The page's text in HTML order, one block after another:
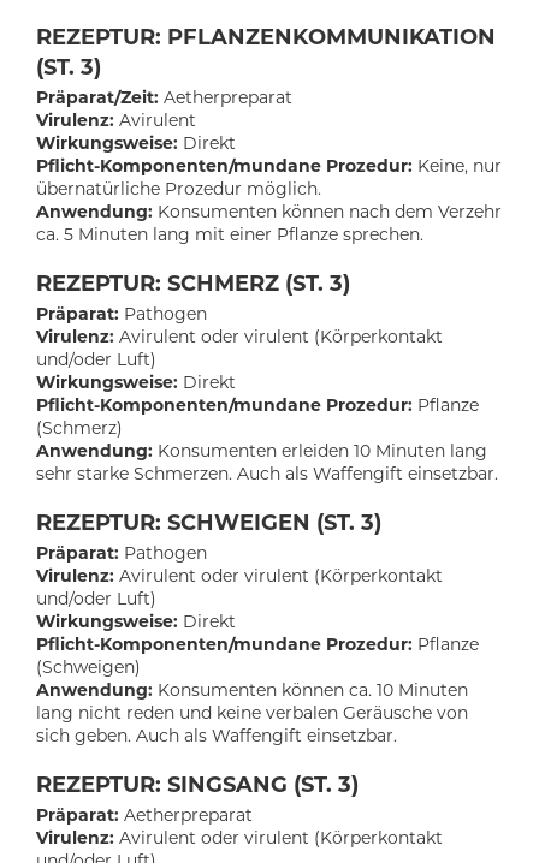
REZEPTUR: PFLANZENKOMMUNIKATION
(ST. 3)
Präparat/Zeit: Aetherpreparat
Virulenz: Avirulent
Wirkungsweise: Direkt
Pflicht-Komponenten/mundane Prozedur: Keine, nur
übernatürliche Prozedur möglich.
Anwendung: Konsumenten können nach dem Verzehr
ca. 5 Minuten lang mit einer Pflanze sprechen.
REZEPTUR: SCHMERZ (ST. 3)
Präparat: Pathogen
Virulenz: Avirulent oder virulent (Körperkontakt
und/oder Luft)
Wirkungsweise: Direkt
Pflicht-Komponenten/mundane Prozedur: Pflanze
(Schmerz)
Anwendung: Konsumenten erleiden 10 Minuten lang
sehr starke Schmerzen. Auch als Waffengift einsetzbar.
REZEPTUR: SCHWEIGEN (ST. 3)
Präparat: Pathogen
Virulenz: Avirulent oder virulent (Körperkontakt
und/oder Luft)
Wirkungsweise: Direkt
Pflicht-Komponenten/mundane Prozedur: Pflanze
(Schweigen)
Anwendung: Konsumenten können ca. 10 Minuten
lang nicht reden und keine verbalen Geräusche von
sich geben. Auch als Waffengift einsetzbar.
REZEPTUR: SINGSANG (ST. 3)
Präparat: Aetherpreparat
Virulenz: Avirulent oder virulent (Körperkontakt